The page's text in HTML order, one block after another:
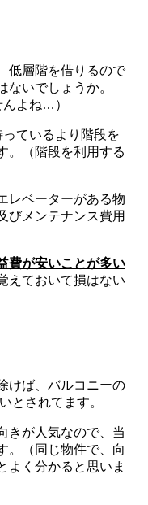
低層階を借りるので
ないでしょうか。
んよね…）
ているより階段を
。（階段を利用する
レベーターがある物
びメンテナンス費用
費が安いことが多い
えておいて損はない
けば、バルコニーの
とされてます。
きが人気なので、当
。（同じ物件で、向
よく分かると思いま